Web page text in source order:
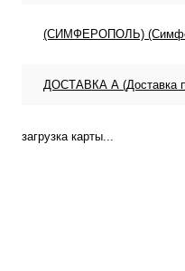
(СИМФЕРОПОЛЬ)
ДОСТАВКА А (Доставка
загрузка карты...